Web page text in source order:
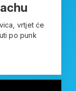
vrtjet će
po punk